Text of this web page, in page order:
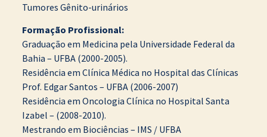
Tumores Gênito-urinários
Formação Profissional:
Graduação em Medicina pela Universidade Federal da
Bahia – UFBA (2000-2005).
Residência em Clínica Médica no Hospital das Clínicas
Prof. Edgar Santos – UFBA (2006-2007)
Residência em Oncologia Clínica no Hospital Santa
Izabel – (2008-2010).
Mestrando em Biociências – IMS / UFBA